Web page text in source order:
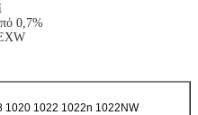
0,7%
1020 1022 1022n 1022NW